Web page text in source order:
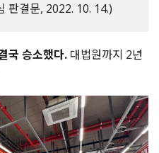
판결문, 2022. 10. 14.)
국 승소했다. 대법원까지 2년